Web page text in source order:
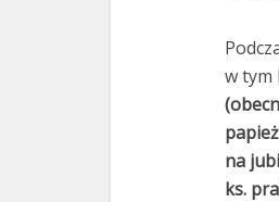
w tym
na
ks.